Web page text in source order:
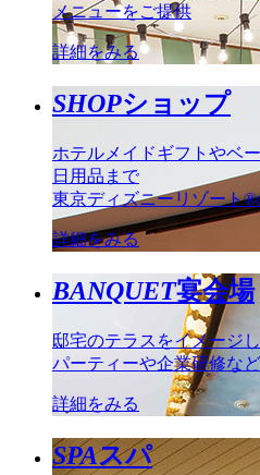
メニューをご提供
詳細をみる
SHOPショップ
ホテルメイドギフトやベ
日用品まで
東京ディズニーリゾート
詳細をみる
BANQUET宴会場
邸宅のテラスをイメージ
パーティーや企業研修な
詳細をみる
SPAスパ